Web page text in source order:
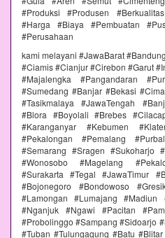
#Produksi #Produsen
#Harga #Biaya #Pembuatan
#Perusahaan
kami melayani #JawaBarat
#Ciamis #Cianjur #Cirebon #Garut
#Majalengka #Pangandaran
#Sumedang #Banjar #Bekasi
#Tasikmalaya #JawaTengah
#Blora #Boyolali #Brebes
#Karanganyar #Kebumen
#Pekalongan #Pemalang
#Semarang #Sragen #Sukoharjo
#Wonosobo #Magelang
#Surakarta #Tegal #JawaTimur
#Bojonegoro #Bondowoso
#Lamongan #Lumajang #Madiun
#Nganjuk #Ngawi #Pacitan
#Probolinggo #Sampang #Sidoarjo
#Tuban #Tulungagung #Batu